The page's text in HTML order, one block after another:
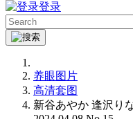
登录
养眼图片
高清套图
新谷あやか 逢沢り